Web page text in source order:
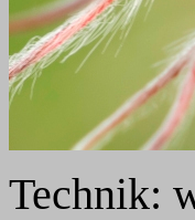
Technik: